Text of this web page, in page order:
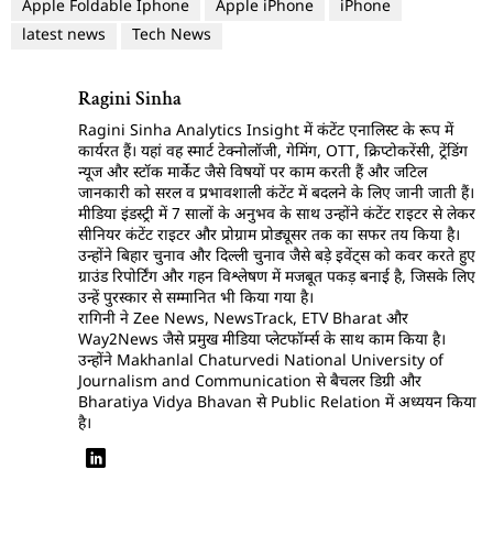
Apple Foldable Iphone Apple iPhone
iPhone
latest news
Tech News
Ragini Sinha
Ragini Sinha Analytics Insight में कंटेंट एनालिस्ट के रूप में
कार्यरत हैं। यहां वह स्मार्ट टेक्नोलॉजी, गेमिंग, OTT, क्रिप्टोकरेंसी, ट्रेंडिंग
न्यूज और स्टॉक मार्केट जैसे विषयों पर काम करती हैं और जटिल
जानकारी को सरल व प्रभावशाली कंटेंट में बदलने के लिए जानी जाती हैं।
मीडिया इंडस्ट्री में 7 सालों के अनुभव के साथ उन्होंने कंटेंट राइटर से लेकर
सीनियर कंटेंट राइटर और प्रोग्राम प्रोड्यूसर तक का सफर तय किया है।
उन्होंने बिहार चुनाव और दिल्ली चुनाव जैसे बड़े इवेंट्स को कवर करते हुए
ग्राउंड रिपोर्टिंग और गहन विश्लेषण में मजबूत पकड़ बनाई है, जिसके लिए
उन्हें पुरस्कार से सम्मानित भी किया गया है।
रागिनी ने Zee News, NewsTrack, ETV Bharat और
Way2News जैसे प्रमुख मीडिया प्लेटफॉर्म्स के साथ काम किया है।
उन्होंने Makhanlal Chaturvedi National University of
Journalism and Communication से बैचलर डिग्री और
Bharatiya Vidya Bhavan से Public Relation में अध्ययन किया
है।